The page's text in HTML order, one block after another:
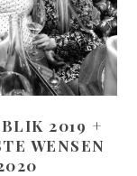
2019 +
WENSEN